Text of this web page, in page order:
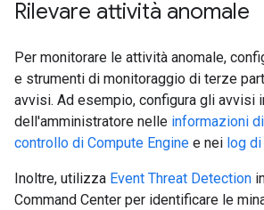
Rilevare attività anomale
Per monitorare le attività anomale,
e strumenti di monitoraggio di terze
avvisi. Ad esempio, configura gli avvisi
dell'amministratore nelle informazioni
controllo di Compute Engine e nei log di
Inoltre, utilizza Event Threat Detection
Command Center per identificare le